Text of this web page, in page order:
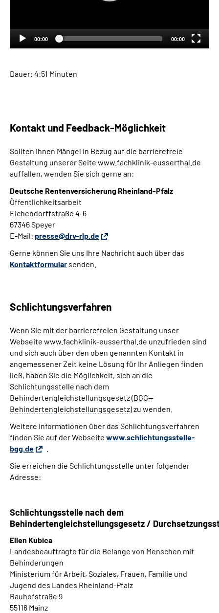
00:00 00:00
Dauer: 4:51 Minuten
Kontakt und Feedback-Möglichkeit
Sollten Ihnen Mängel in Bezug auf die barrierefreie
Gestaltung unserer Seite www.fachklinik-eusserthal.de
auffallen, wenden Sie sich gerne an:
Deutsche Rentenversicherung Rheinland-Pfalz
Öffentlichkeitsarbeit
Eichendorffstraße 4-6
67346 Speyer
E-Mail: presse@drv-rlp.de
Gerne können Sie uns Ihre Nachricht auch über das
Kontaktformular senden.
Schlichtungsverfahren
Wenn Sie mit der barrierefreien Gestaltung unser
Webseite www.fachklinik-eusserthal.de unzufrieden sind
und sich auch über den oben genannten Kontakt in
angemessener Zeit keine Lösung für Ihr Anliegen finden
ließ, haben Sie die Möglichkeit, sich an die
Schlichtungsstelle nach dem
Behindertengleichstellungsgesetz (BGG--
Behindertengleichstellungsgesetz) zu wenden.
Weitere Informationen über das Schlichtungsverfahren
finden Sie auf der Webseite www.schlichtungsstelle-
bgg.de
Sie erreichen die Schlichtungsstelle unter folgender
Adresse:
Schlichtungsstelle nach dem
Behindertengleichstellungsgesetz/
Ellen Kubica
Landesbeauftragte für die Belange von Menschen mit
Behinderungen
Ministerium für Arbeit, Soziales, Frauen, Familie und
Jugend des Landes Rheinland-Pfalz
Bauhofstraße 9
55116 Mainz